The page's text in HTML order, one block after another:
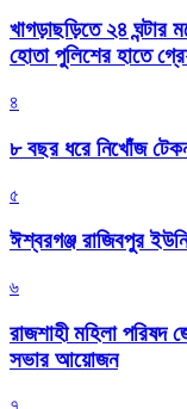
খাগড়াছড়িতে ২৪
হোতা পুলিশের হাতে
৪
৮ বছর ধরে নিখোঁজ
৫
ঈশ্বরগঞ্জ রাজিবপুর
৬
রাজশাহী মহিলা পরিষদ
সভার আয়োজন